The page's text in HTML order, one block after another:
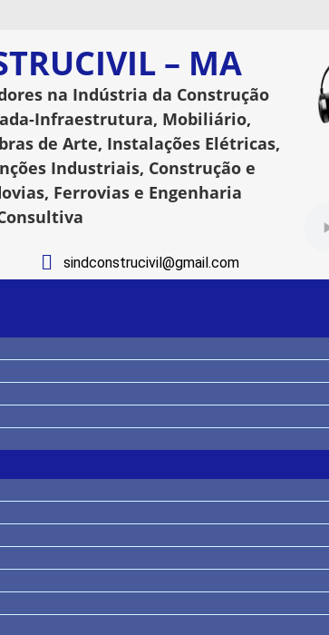
– MA
na Indústria da Construção
Infraestrutura, Mobiliário,
de Arte, Instalações Elétricas,
Industriais, Construção e
Ferrovias e Engenharia
sindconstrucivil@gmail.com